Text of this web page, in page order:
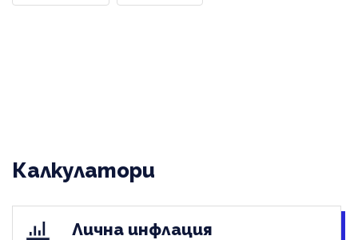
Калкулатори
Лична инфлация